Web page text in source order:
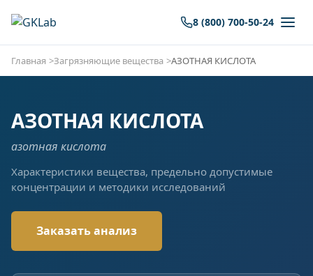
8 (800) 700-50-24
Главная Загрязняющие вещества АЗОТНАЯ КИСЛОТА
АЗОТНАЯ КИСЛОТА
азотная кислота
Характеристики вещества, предельно допустимые
концентрации и методики исследований
Заказать анализ